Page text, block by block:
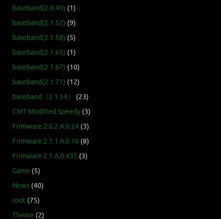
baseband(2.0.49) (1)
baseband(2.1.52) (9)
baseband(2.1.58) (5)
baseband(2.1.65) (1)
baseband(2.1.67) (10)
baseband(2.1.71) (12)
baseband（2.1.54）
(23)
CM7 Modified Speedy (3)
Firmware:2.0.2.A.0.24 (3)
Firmware:2.1.1.A.0.16 (8)
Firmware:2.1.A.0.435 (3)
Game (5)
News (40)
root (75)
Theme (2)